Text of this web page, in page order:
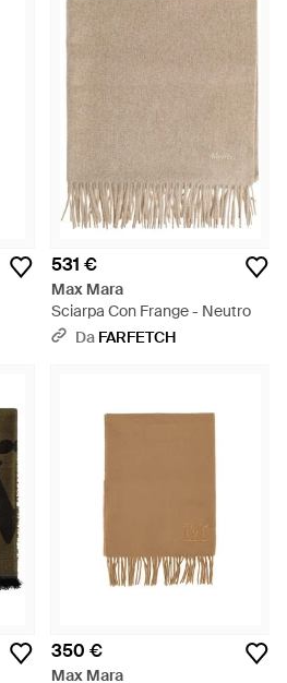
531 €
Max Mara
Sciarpa Con Frange - Neutro
Da FARFETCH
350 €
Max Mara